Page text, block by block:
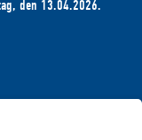
den 13.04.2026.